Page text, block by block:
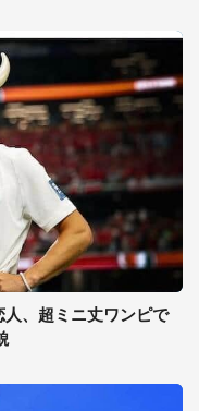
、超ミニ丈ワンピで